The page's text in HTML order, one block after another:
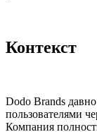
Контекст
Dodo Brands
пользователями
Компания